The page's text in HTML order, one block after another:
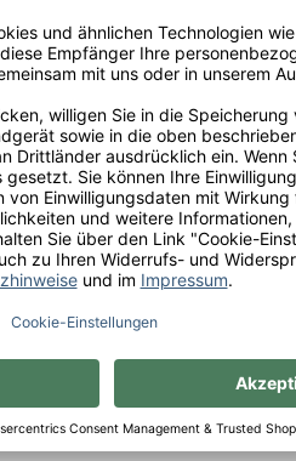
kurz bzw. in geringer
aus den
à Rte de Champagnole,